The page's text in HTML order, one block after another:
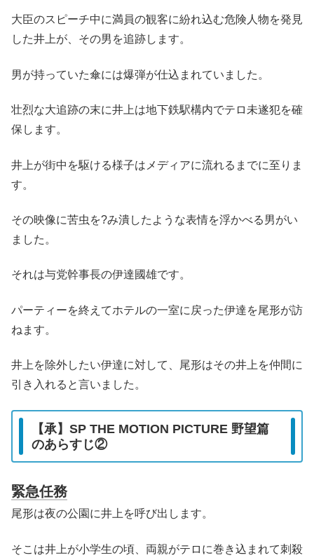
大臣のスピーチ中に満員の観客に紛れ込む危険人物を発見
した井上が、その男を追跡します。
男が持っていた傘には爆弾が仕込まれていました。
壮烈な大追跡の末に井上は地下鉄駅構内でテロ未遂犯を確
保します。
井上が街中を駆ける様子はメディアに流れるまでに至りま
す。
その映像に苦虫を?み潰したような表情を浮かべる男がい
ました。
それは与党幹事長の伊達國雄です。
パーティーを終えてホテルの一室に戻った伊達を尾形が訪
ねます。
井上を除外したい伊達に対して、尾形はその井上を仲間に
引き入れると言いました。
【承】SP THE MOTION PICTURE 野望篇
のあらすじ②
緊急任務
尾形は夜の公園に井上を呼び出します。
そこは井上が小学生の頃、両親がテロに巻き込まれて刺殺